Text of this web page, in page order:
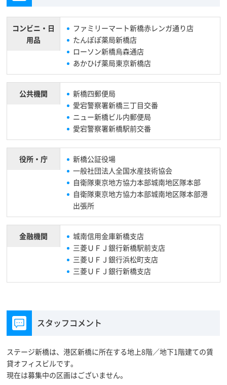
コンビニ・ 日
用品
ファミリーマート新橋赤レンガ通り店
たんぽぽ薬局新橋店
ローソン新橋烏森通店
あかひげ薬局東京新橋店
公共機関
新橋四郵便局
愛宕警察署新橋三丁目交番
ニュー新橋ビル内郵便局
愛宕警察署新橋駅前交番
役所・庁
新橋公証役場
一般社団法人全国水産技術協会
自衛隊東京地方協力本部城南地区隊本部
自衛隊東京地方協力本部城南地区隊本部港
出張所
金融機関
城南信用金庫新橋支店
三菱ＵＦＪ銀行新橋駅前支店
三菱ＵＦＪ銀行浜松町支店
三菱ＵＦＪ銀行新橋支店
スタッフコメント
ステージ新橋は、港区新橋に所在する地上8階／地下1階建ての賃
貸オフィスビルです。
現在は募集中の区画はございません。